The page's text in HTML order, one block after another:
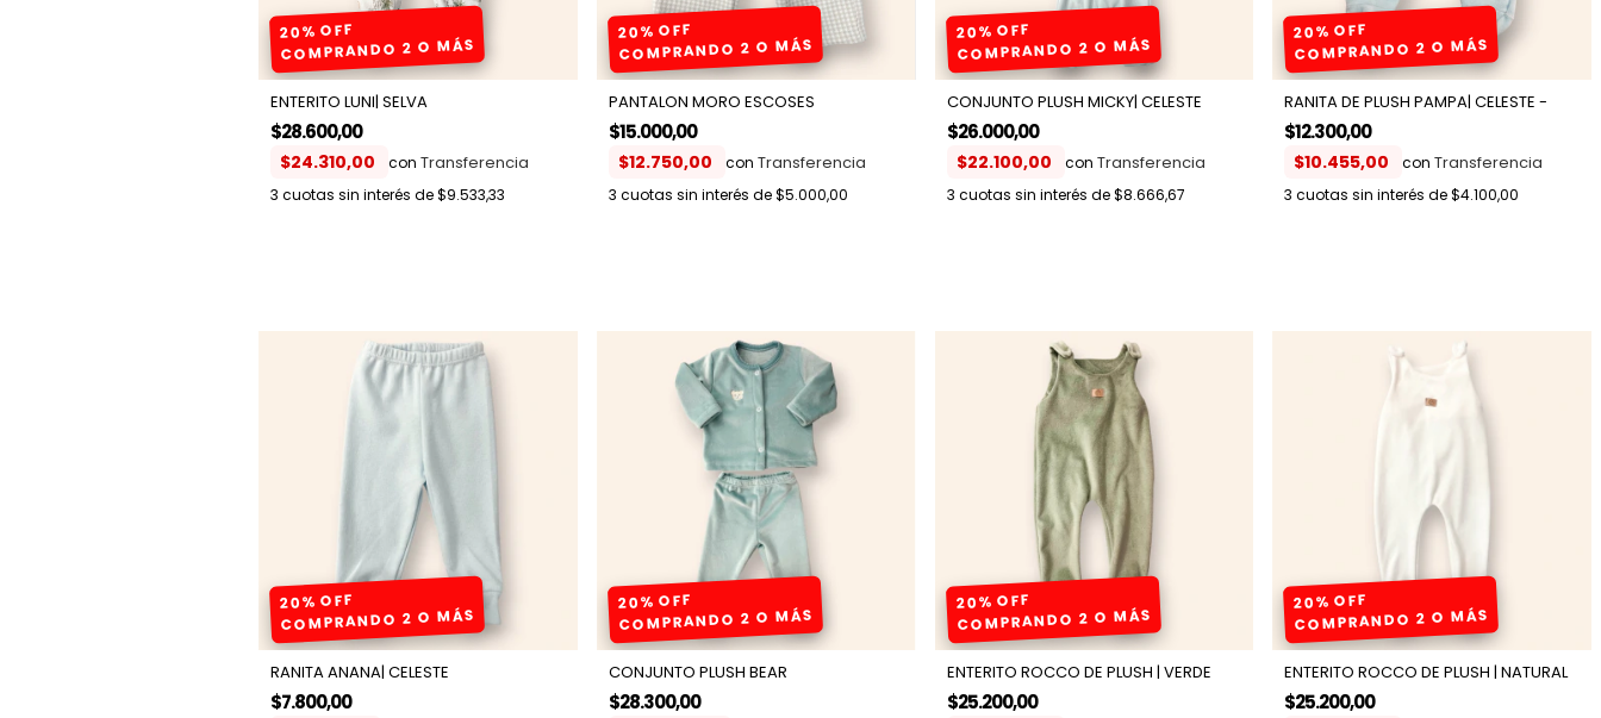
20% OFF
COMPRANDO 2 O MÁS
ENTERITO LUNI| SELVA
$28.600,00
$24.310,00
con
3 cuotas sin interés de$9.533,33
20% OFF
COMPRANDO 2 O MÁS
PANTALON MORO ESCOSES
$15.000,00
$12.750,00
con
3 cuotas sin interés de$5.000,00
20% OFF
COMPRANDO 2 O MÁS
CONJUNTO PLUSH MICKY| CELESTE
$26.000,00
$22.100,00
con
3 cuotas sin interés de$8.666,67
20% OFF
COMPRANDO 2 O MÁS
RANITA DE PLUSH PAMPA| CELESTE -
$12.300,00
$10.455,00
con
3 cuotas sin interés de$4.100,00
20% OFF
COMPRANDO 2 O MÁS
RANITA ANANA| CELESTE
$7.800,00
20% OFF
COMPRANDO 2 O MÁS
CONJUNTO PLUSH BEAR
$28.300,00
20% OFF
COMPRANDO 2 O MÁS
ENTERITO ROCCO DE PLUSH | VERDE
$25.200,00
20% OFF
COMPRANDO 2 O MÁS
ENTERITO ROCCO DE PLUSH | NATURAL
$25.200,00